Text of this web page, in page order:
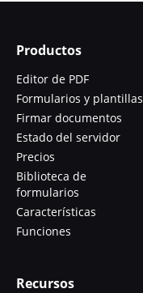
Productos
Editor de PDF
Formularios y plantillas
Firmar documentos
Estado del servidor
Precios
Biblioteca de
formularios
Características
Funciones
Recursos